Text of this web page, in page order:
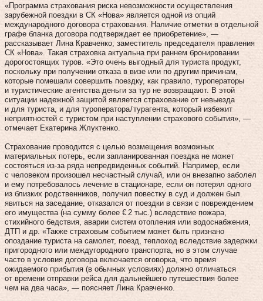
«Программа страхования риска невозможности осуществления
зарубежной поездки в СК «Но­­ва» является одной из опций
международного договора страхования. Наличие отметки в отдельной
графе бланка договора подтверждает ее приобретение», —
рассказывает Лина Кравченко, заместитель председателя правления
СК «Нова». Такая страховка актуальна при раннем бронировании
дорогостоящих туров. «Это очень выгодный для туриста продукт,
поскольку при получении отказа в визе или по другим причинам,
которые помешали совершить поездку, как правило, туроператоры
и туристические агентства деньги за тур не возвращают. В этой
ситуации надежной защитой является страхование от невыезда
и для туриста, и для туроператора / турагента, который избежит
неприятностей с туристом при наступлении страхового события», —
отмечает Екатерина Жлуктенко.
Страхование проводится с целью возмещения возможных
материальных потерь, если запланированная поездка не может
состояться из‑за ряда непредвиденных событий. Например, если
с человеком произошел несчастный случай, или он внезапно заболел
и ему потребовалось лечение в стационаре, если он потерял одного
из близких родственников, получил повестку в суд и должен был
явиться на заседание, отказался от поездки в связи с повреждением
его имущества (на сумму более € 2 тыс.) вследствие пожара,
стихийного бедствия, аварии систем отопления или водоснабжения,
ДТП и др. «Также страховым событием может быть признано
опоздание туриста на самолет, поезд, теплоход вследствие задержки
пригородного или междугородного транспорта, но в этом случае
часто в условия договора включается оговорка, что время
ожидаемого прибытия (в обычных условиях) должно отличаться
от времени отправки рейса для дальнейшего путешествия более
чем на два часа», — поясняет Лина Кравченко.